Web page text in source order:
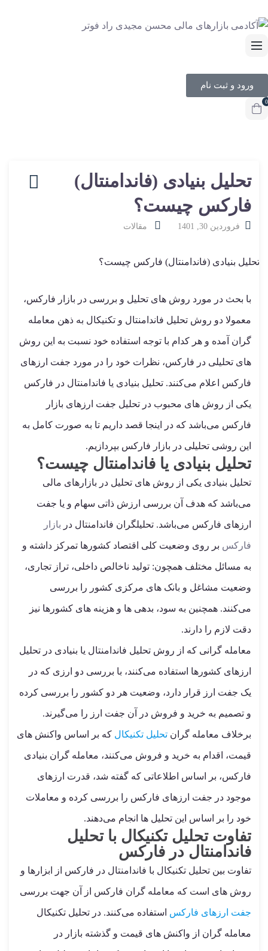
ورود و ثبت نام
0
تحلیل بنیادی (فاندامنتال)
فارکس چیست؟
فروردین 30, 1401 مقالات
با بحث در مورد روش های تحلیل و بررسی در بازار فارکس،
معمولا دو روش تحلیل فاندامنتال و تکنیکال به ذهن معامله
گران آمده و هر کدام با توجه استفاده خود نسبت به این روش
های تحلیلی در فارکس، نظرات خود را در مورد جفت ارزهای
فارکس اعلام می‌کنند. تحلیل بنیادی یا فاندامنتال در فارکس
یکی از روش های محبوب در تحلیل جفت ارزهای بازار
فارکس می‌باشد که در اینجا قصد داریم تا به صورت کامل به
این روشی تحلیلی در بازار فارکس بپردازیم.
تحلیل بنیادی یا فاندامنتال چیست؟
تحلیل بنیادی یکی از روش های تحلیل در بازارهای مالی
می‌باشد که هدف آن بررسی ارزش ذاتی سهام و یا جفت
ارزهای فارکس می‌باشد. تحلیلگران فاندامنتال در بازار
فارکس بر روی وضعیت کلی اقتصاد کشورها تمرکز داشته و
به مسائل مختلف همچون: تولید ناخالص داخلی، تراز تجاری،
وضعیت مشاغل و بانک های مرکزی کشور را بررسی
می‌کنند. همچنین به سود، بدهی ها و هزینه های کشورها نیز
دقت لازم را دارند.
معامله گرانی که از روش تحلیل فاندامنتال یا بنیادی در تحلیل
ارزهای کشورها استفاده می‌کنند، با بررسی دو ارزی که در
یک جفت ارز قرار دارد، وضعیت هر دو کشور را بررسی کرده
و تصمیم به خرید و فروش در آن جفت ارز را می‌گیرند.
برخلاف معامله گران تحلیل تکنیکال که بر اساس واکنش های
قیمت، اقدام به خرید و فروش می‌کنند، معامله گران بنیادی
فارکس، بر اساس اطلاعاتی که گفته شد، قدرت ارزهای
موجود در جفت ارزهای فارکس را بررسی کرده و معاملات
خود را بر اساس این تحلیل ها انجام می‌دهند.
تفاوت تحلیل تکنیکال با تحلیل
فاندامنتال در فارکس
تفاوت بین تحلیل تکنیکال با فاندامنتال در فارکس از ابزارها و
روش های است که معامله گران فارکس از آن جهت بررسی
جفت ارزهای فارکس استفاده می‌کنند. در تحلیل تکنیکال
معامله گران از واکنش های قیمت و گذشته بازار در